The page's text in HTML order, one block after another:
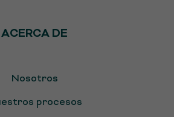
ACERCA DE
Nosotros
procesos